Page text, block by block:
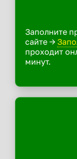
Заполните
сайте ->
проходит
минут.